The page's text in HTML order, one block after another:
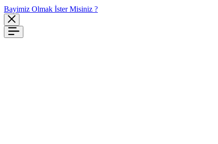
Bayimiz Olmak İster Misiniz ?